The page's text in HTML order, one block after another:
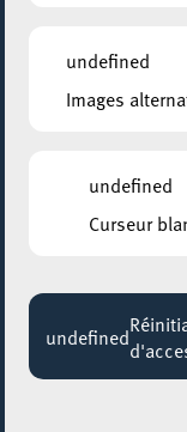
TÉLÉCHARGEMENT
Édition
Archives
undefined
Images
undefined
Curseur
undefined